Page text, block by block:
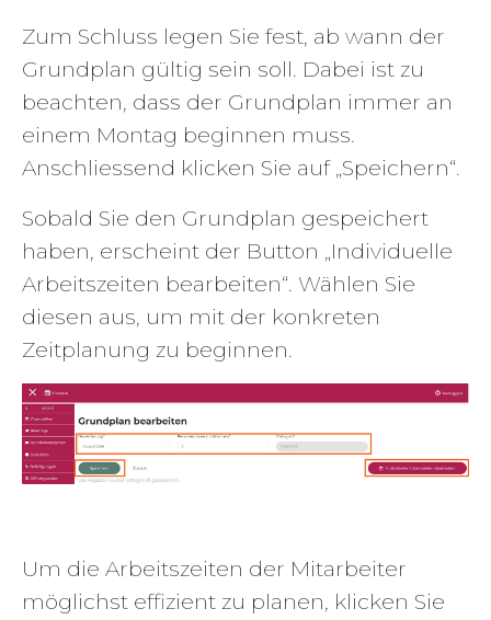
Zum Schluss legen Sie fest, ab wann der
Grundplan gültig sein soll. Dabei ist zu
beachten, dass der Grundplan immer an
einem Montag beginnen muss.
Anschliessend klicken Sie auf „Speichern“.
Sobald Sie den Grundplan gespeichert
haben, erscheint der Button „Individuelle
Arbeitszeiten bearbeiten“. Wählen Sie
diesen aus, um mit der konkreten
Zeitplanung zu beginnen.
Um die Arbeitszeiten der Mitarbeiter
möglichst effizient zu planen, klicken Sie